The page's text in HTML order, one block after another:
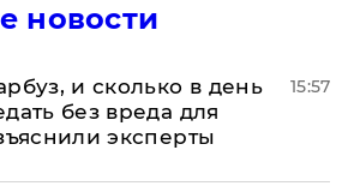
новости
и сколько в день
без вреда для
эксперты
15:57